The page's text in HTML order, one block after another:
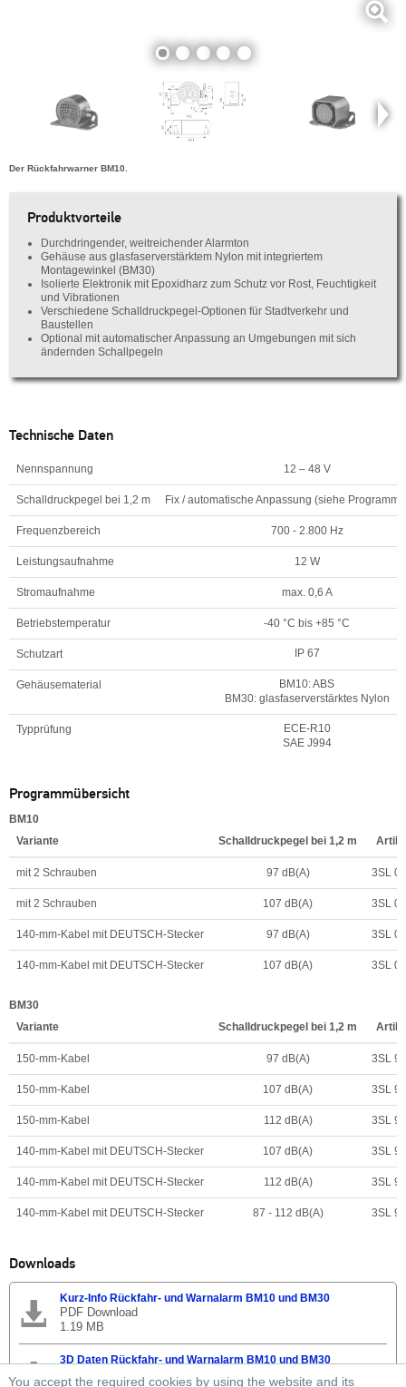
Der Rückfahrwarner BM10.
Produktvorteile
Durchdringender, weitreichender Alarmton
Gehäuse aus glasfaserverstärktem Nylon mit integriertem
Montagewinkel (BM30)
Isolierte Elektronik mit Epoxidharz zum Schutz vor Rost, Feuchtigkeit
und Vibrationen
Verschiedene Schalldruckpegel-Optionen für Stadtverkehr und
Baustellen
Optional mit automatischer Anpassung an Umgebungen mit sich
ändernden Schallpegeln
Technische Daten
Nennspannung 12 – 48 V
Schalldruckpegel bei 1,2 m Fix / automatische Anpassung (siehe
Frequenzbereich 700 - 2.800 Hz
Leistungsaufnahme 12 W
Stromaufnahme max. 0,6 A
Betriebstemperatur -40 °C bis +85 °C
Schutzart IP 67
Gehäusematerial
BM10: ABS
BM30: glasfaserverstärktes Nylon
Typprüfung
ECE-R10
SAE J994
Programmübersicht
BM10
Variante
Schalldruckpegel bei 1,2 m
mit 2 Schrauben 97 dB(A) 3SL
mit 2 Schrauben 107 dB(A) 3SL
140-mm-Kabel mit DEUTSCH-Stecker 97 dB(A) 3SL
140-mm-Kabel mit DEUTSCH-Stecker 107 dB(A) 3SL
BM30
Variante
Schalldruckpegel bei 1,2 m
150-mm-Kabel 97 dB(A) 3SL
150-mm-Kabel 107 dB(A) 3SL
150-mm-Kabel 112 dB(A) 3SL
140-mm-Kabel mit DEUTSCH-Stecker 107 dB(A) 3SL
140-mm-Kabel mit DEUTSCH-Stecker 112 dB(A) 3SL
140-mm-Kabel mit DEUTSCH-Stecker 87 - 112 dB(A) 3SL
Downloads
Kurz-Info Rückfahr- und Warnalarm BM10 und BM30
PDF Download
1.19 MB
3D Daten Rückfahr- und Warnalarm BM10 und BM30
ZIP Download
You accept the required cookies by using the website and its